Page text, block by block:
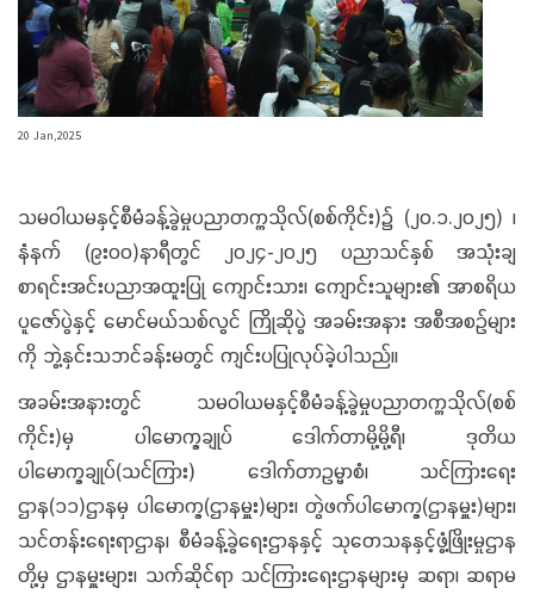
20 Jan,2025
သမဝါယမနှင့်စီမံခန့်ခွဲမှုပညာတက္ကသိုလ်(စစ်ကိုင်း)၌ (၂၀.၁.၂၀၂၅) ၊
နံနက် (၉း၀၀)နာရီတွင် ၂၀၂၄-၂၀၂၅ ပညာသင်နှစ် အသုံးချ
စာရင်းအင်းပညာအထူးပြု ကျောင်းသား၊ ကျောင်းသူများ၏ အာစရိယ
ပူဇော်ပွဲနှင့် မောင်မယ်သစ်လွင် ကြိုဆိုပွဲ အခမ်းအနား အစီအစဉ်များ
ကို ဘွဲ့နှင်းသဘင်ခန်းမတွင် ကျင်းပပြုလုပ်ခဲ့ပါသည်။
အခမ်းအနားတွင် သမဝါယမနှင့်စီမံခန့်ခွဲမှုပညာတက္ကသိုလ်(စစ်
ကိုင်း)မှ ပါမောက္ခချုပ် ဒေါက်တာမို့မို့ရီ၊ ဒုတိယ
ပါမောက္ခချုပ်(သင်ကြား) ဒေါက်တာဥမ္မာစံ၊ သင်ကြားရေး
ဌာန(၁၁)ဌာနမှ ပါမောက္ခ(ဌာနမှူး)များ၊ တွဲဖက်ပါမောက္ခ(ဌာနမှူး)များ၊
သင်တန်းရေးရာဌာန၊ စီမံခန့်ခွဲရေးဌာနနှင့် သုတေသနနှင့်ဖွံ့ဖြိုးမှုဌာန
တို့မှ ဌာနမှူးများ၊ သက်ဆိုင်ရာ သင်ကြားရေးဌာနများမှ ဆရာ၊ ဆရာမ